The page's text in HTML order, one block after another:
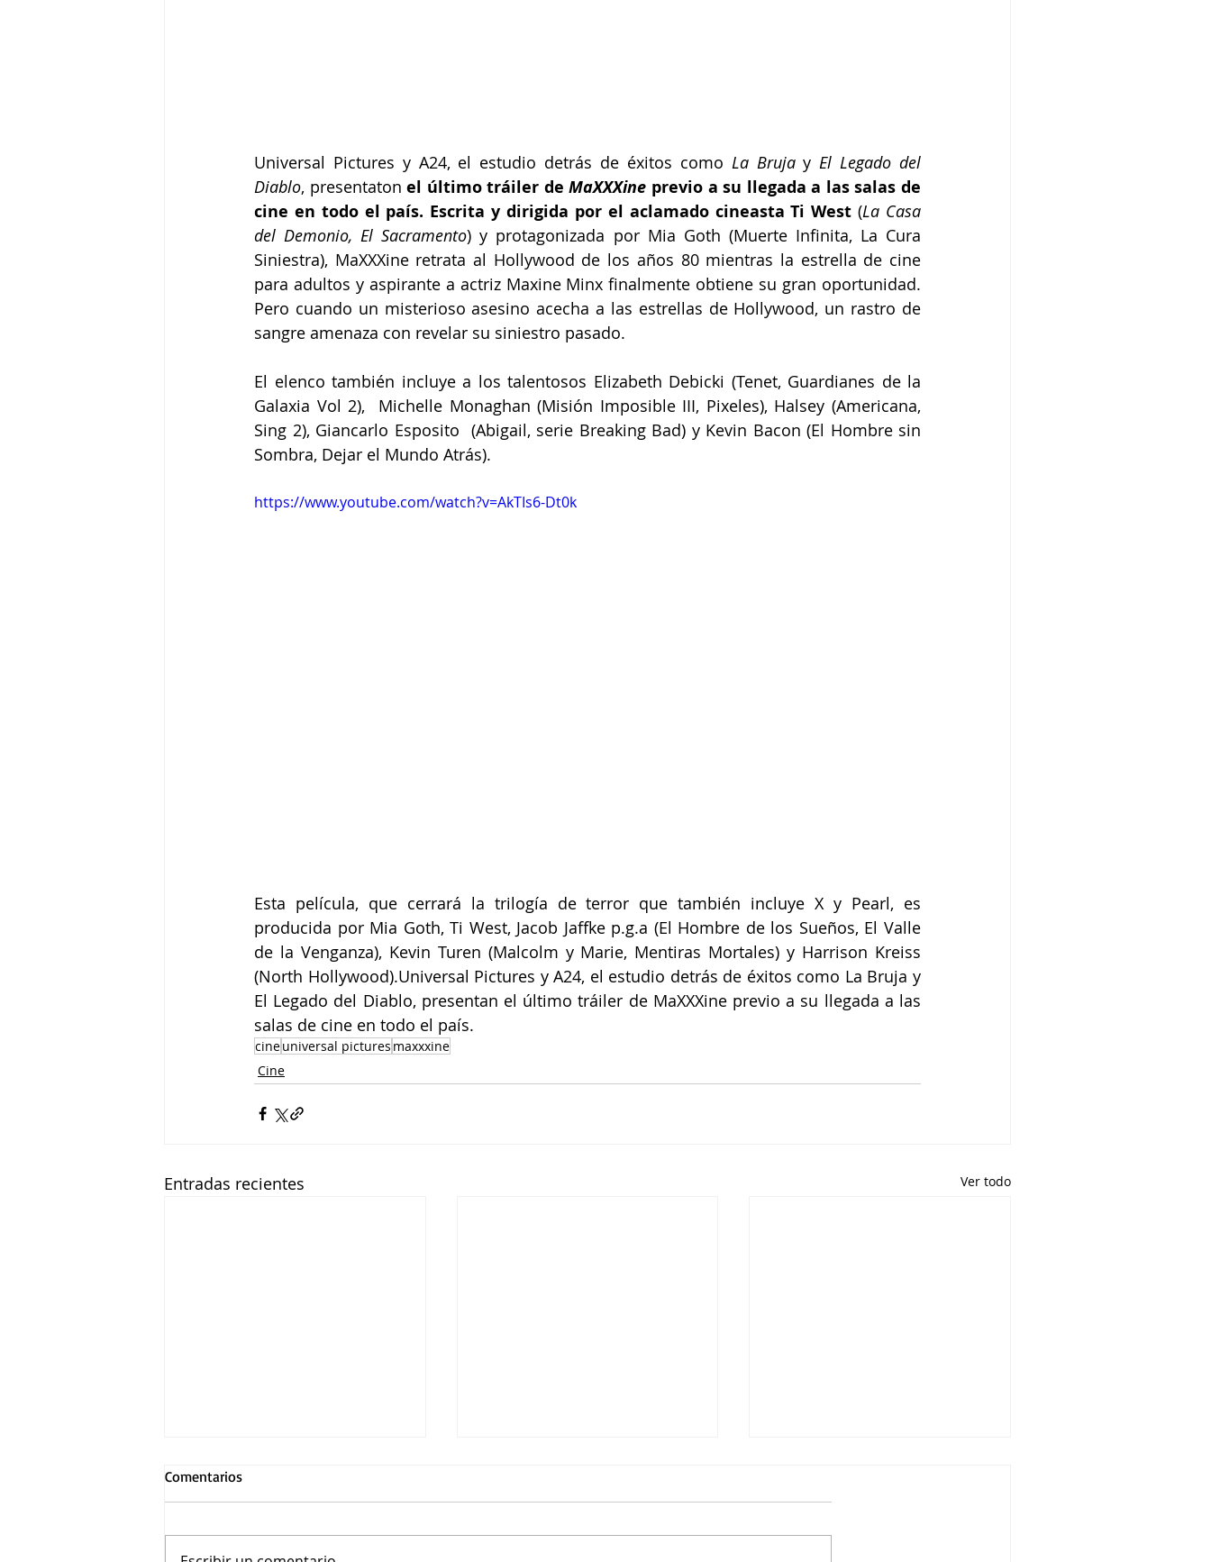
Universal Pictures y A24, el estudio detrás de éxitos como La Bruja y El Legado del
Diablo, presentaton el último tráiler de MaXXXine previo a su llegada a las salas de
cine en todo el país. Escrita y dirigida por el aclamado cineasta Ti West (La Casa
del Demonio, El Sacramento) y protagonizada por Mia Goth (Muerte Infinita, La Cura
Siniestra), MaXXXine retrata al Hollywood de los años 80 mientras la estrella de cine
para adultos y aspirante a actriz Maxine Minx finalmente obtiene su gran oportunidad.
Pero cuando un misterioso asesino acecha a las estrellas de Hollywood, un rastro de
sangre amenaza con revelar su siniestro pasado.
El elenco también incluye a los talentosos Elizabeth Debicki (Tenet, Guardianes de la
Galaxia Vol 2),  Michelle Monaghan (Misión Imposible III, Pixeles), Halsey (Americana,
Sing 2), Giancarlo Esposito  (Abigail, serie Breaking Bad) y Kevin Bacon (El Hombre sin
Sombra, Dejar el Mundo Atrás).
https://www.youtube.com/watch?v=AkTIs6-Dt0k
Esta película, que cerrará la trilogía de terror que también incluye X y Pearl, es
producida por Mia Goth, Ti West, Jacob Jaffke p.g.a (El Hombre de los Sueños, El Valle
de la Venganza), Kevin Turen (Malcolm y Marie, Mentiras Mortales) y Harrison Kreiss
(North Hollywood).Universal Pictures y A24, el estudio detrás de éxitos como La Bruja y
El Legado del Diablo, presentan el último tráiler de MaXXXine previo a su llegada a las
salas de cine en todo el país.
cineuniversal pictures maxxxine
Cine
Entradas recientes Ver todo
Comentarios